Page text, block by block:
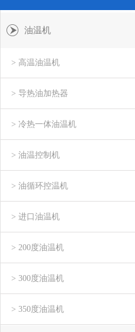
油温机
> 高温油温机
> 导热油加热器
> 冷热一体油温机
> 油温控制机
> 油循环控温机
> 进口油温机
> 200度油温机
> 300度油温机
> 350度油温机